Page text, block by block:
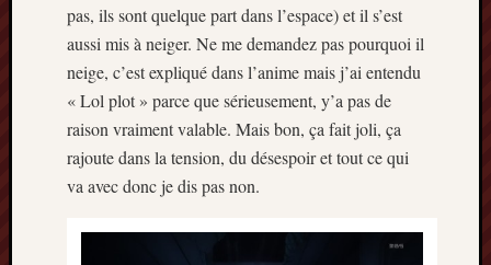
pas, ils sont quelque part dans l’espace) et il s’est
aussi mis à neiger. Ne me demandez pas pourquoi il
neige, c’est expliqué dans l’anime mais j’ai entendu
« Lol plot » parce que sérieusement, y’a pas de
raison vraiment valable. Mais bon, ça fait joli, ça
rajoute dans la tension, du désespoir et tout ce qui
va avec donc je dis pas non.